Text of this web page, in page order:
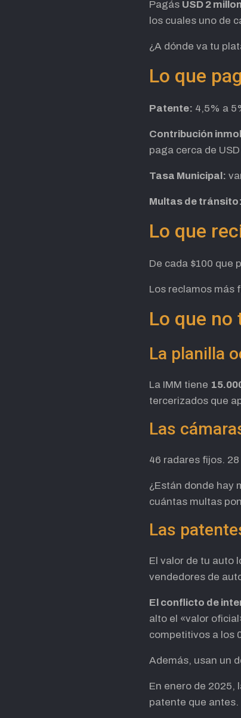
Pagás USD 2
los cuales uno de
¿A dónde va tu
Lo que
Patente: 4,5% a
Contribución
paga cerca de
Tasa Municipal:
Multas de tránsito:
Lo que
De cada $100 que
Los reclamos más
Lo que no
La planilla
La IMM tiene
tercerizados que
Las
46 radares fijos.
¿Están donde hay
cuántas multas
Las
El valor de tu auto
vendedores de
El conflicto de
alto el «valor
competitivos a los
Además, usan un
En enero de 2025,
patente que antes.